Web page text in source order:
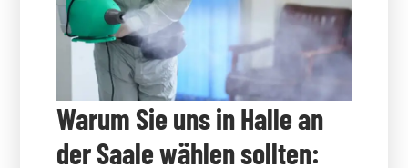
Warum Sie uns in Halle an
der Saale wählen sollten: